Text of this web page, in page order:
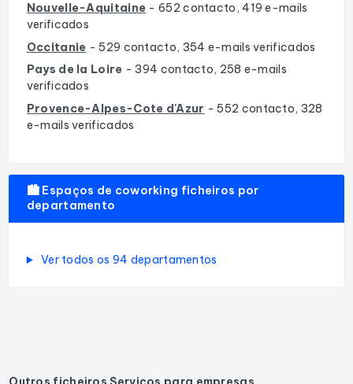
Nouvelle-Aquitaine - 652 contacto, 419 e-mails
verificados
Occitanie - 529 contacto, 354 e-mails verificados
Pays de la Loire - 394 contacto, 258 e-mails
verificados
Provence-Alpes-Cote d'Azur - 552 contacto, 328
e-mails verificados
🏙️ Espaços de coworking ficheiros por
departamento
Ver todos os 94 departamentos